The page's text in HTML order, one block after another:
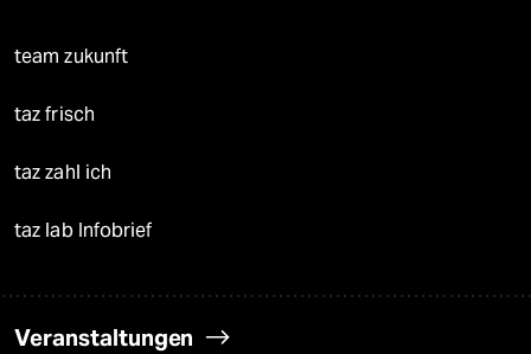
team zukunft
taz frisch
taz zahl ich
taz lab Infobrief
Veranstaltungen